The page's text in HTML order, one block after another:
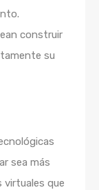
construir
su
sea más
virtuales que